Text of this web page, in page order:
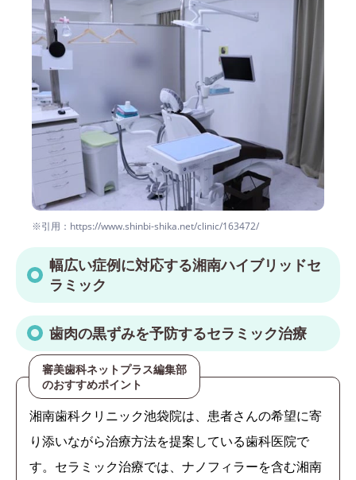
※引用：https://www.shinbi-shika.net/clinic/163472/
幅広い症例に対応する湘南ハイブリッドセ
ラミック
歯肉の黒ずみを予防するセラミック治療
審美歯科ネットプラス編集部
のおすすめポイント
湘南歯科クリニック池袋院は、患者さんの希望に寄
り添いながら治療方法を提案している歯科医院で
す。セラミック治療では、ナノフィラーを含む湘南